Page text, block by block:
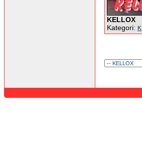
KELLOX
Kategori: K